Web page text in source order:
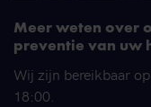
Meer weten over
preventie van uw
Wij zijn bereikbaar
18:00.